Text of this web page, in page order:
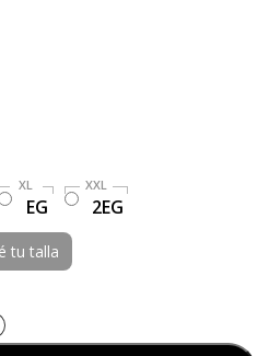
XL
EG
XXL
2EG
tu talla